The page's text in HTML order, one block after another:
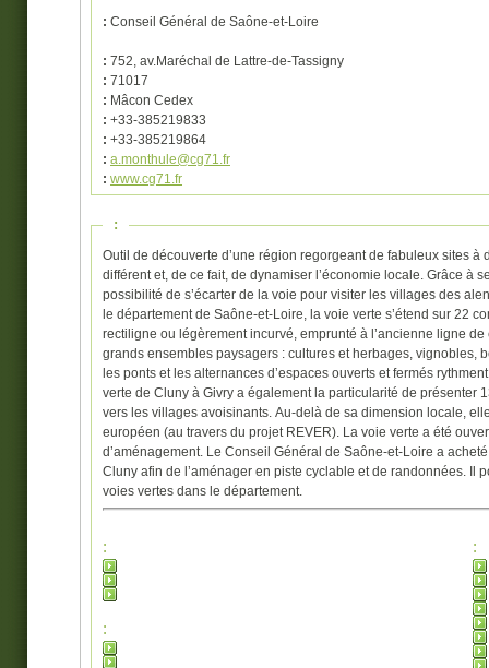
: Conseil Général de Saône-et-Loire
: 752, av.Maréchal de Lattre-de-Tassigny
: 71017
: Mâcon Cedex
: +33-385219833
: +33-385219864
: a.monthule@cg71.fr
: www.cg71.fr
:
Outil de découverte d’une région regorgeant de fabuleux sites
différent et, de ce fait, de dynamiser l’économie locale. Grâce à
possibilité de s’écarter de la voie pour visiter les villages des
le département de Saône-et-Loire, la voie verte s’étend sur 22
rectiligne ou légèrement incurvé, emprunté à l’ancienne ligne
grands ensembles paysagers : cultures et herbages, vignobles,
les ponts et les alternances d’espaces ouverts et fermés
verte de Cluny à Givry a également la particularité de présenter
vers les villages avoisinants. Au-delà de sa dimension locale,
européen (au travers du projet REVER). La voie verte a été
d’aménagement. Le Conseil Général de Saône-et-Loire a
Cluny afin de l’aménager en piste cyclable et de randonnées. Il
voies vertes dans le département.
:
:
: